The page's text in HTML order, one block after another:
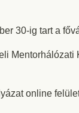
30-ig tart a
online